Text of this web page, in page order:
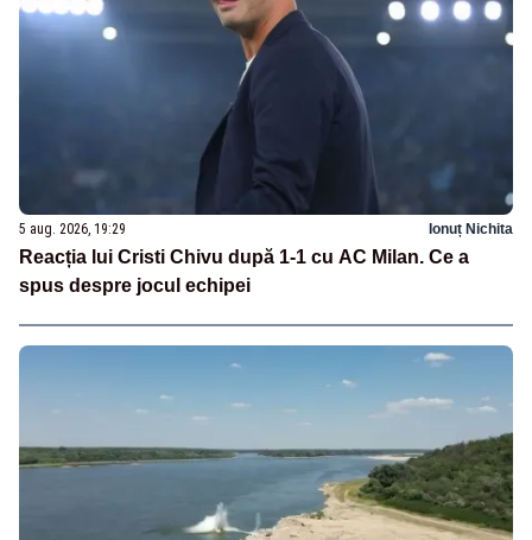
5 aug. 2026, 19:29 Ionuț Nichita
Reacția lui Cristi Chivu după 1-1 cu AC Milan. Ce a
spus despre jocul echipei